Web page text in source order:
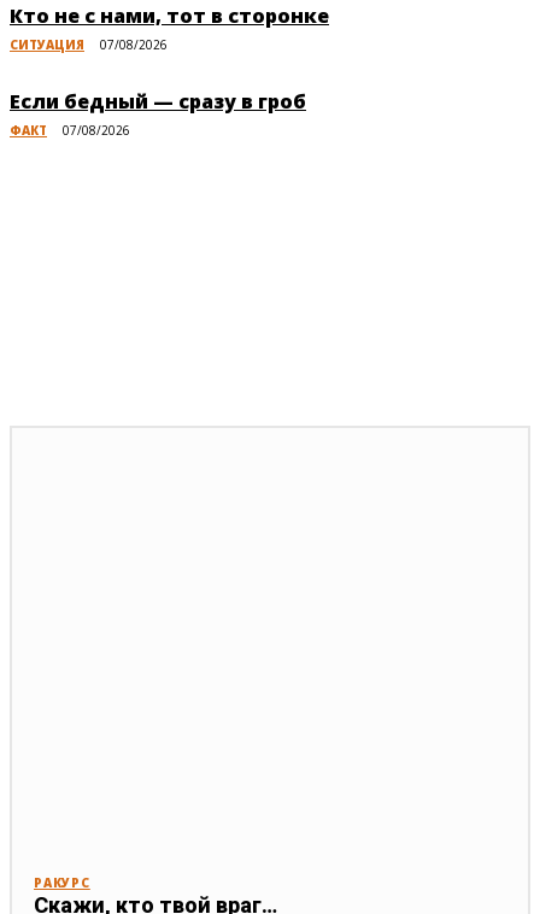
Кто не с нами, тот в сторонке
СИТУАЦИЯ 07/08/2026
Если бедный — сразу в гроб
ФАКТ 07/08/2026
РАКУРС
Скажи, кто твой враг…